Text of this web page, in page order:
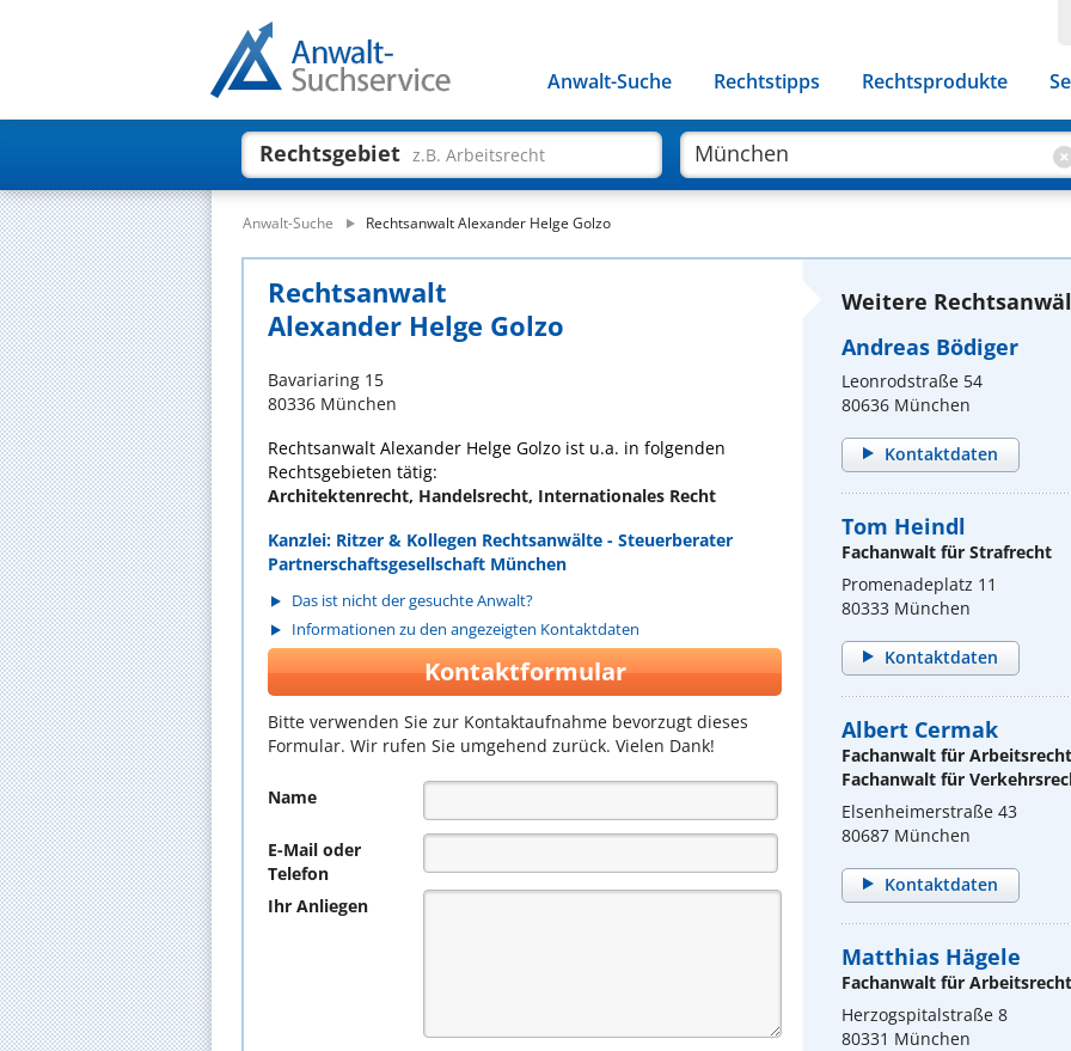
Anwalt-Suche Rechtstipps Rechtsprodukte
Rechtsgebiet z.B. Arbeitsrecht
Anwalt-Suche Rechtsanwalt Alexander Helge Golzo
Rechtsanwalt
Alexander Helge Golzo
Bavariaring 15
80336 München
Rechtsanwalt Alexander Helge Golzo ist u.a. in folgenden
Rechtsgebieten tätig:
Architektenrecht, Handelsrecht, Internationales Recht
Kanzlei: Ritzer & Kollegen Rechtsanwälte - Steuerberater
Partnerschaftsgesellschaft München
Das ist nicht der gesuchte Anwalt?
Informationen zu den angezeigten Kontaktdaten
Kontaktformular
Bitte verwenden Sie zur Kontaktaufnahme bevorzugt dieses
Formular. Wir rufen Sie umgehend zurück. Vielen Dank!
Name
E-Mail oder
Telefon
Ihr Anliegen
Weitere
Andreas Bödiger
Leonrodstraße 54
80636 München
Kontaktdaten
Tom Heindl
Fachanwalt für Strafrecht
Promenadeplatz 11
80333 München
Kontaktdaten
Albert Cermak
Fachanwalt für Arbeitsrecht
Fachanwalt für
Elsenheimerstraße 43
80687 München
Kontaktdaten
Matthias Hägele
Fachanwalt für Arbeitsrecht
Herzogspitalstraße 8
80331 München